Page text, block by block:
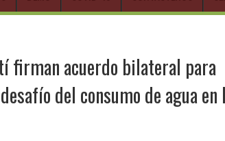
firman acuerdo bilateral para
del consumo de agua en